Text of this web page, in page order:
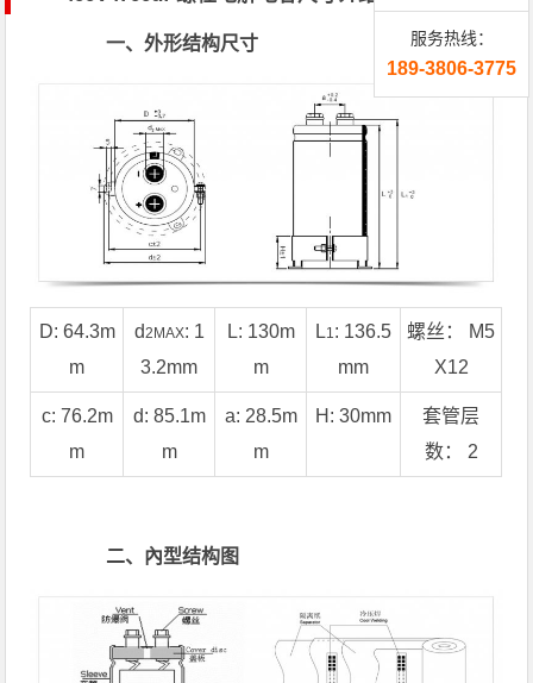
一、外形结构尺寸
D: 64.3m
m
d2MAX: 1
3.2mm
L: 130m
m
L1: 136.5
mm
螺丝： M5
X12
c: 76.2m
m
d: 85.1m
m
a: 28.5m
m
H: 30mm
套管层
数： 2
二、內型结构图
服务热线：
189-3806-3775